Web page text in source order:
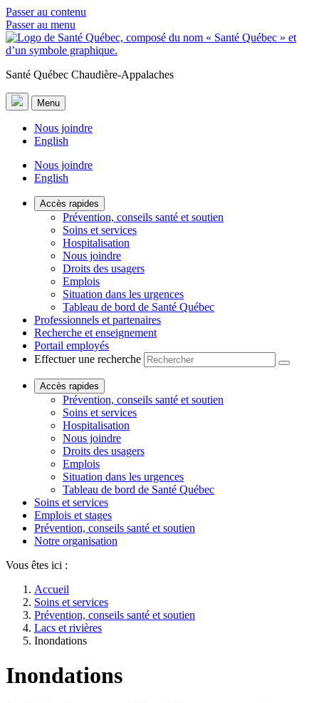
Passer au contenu
Passer au menu
Santé Québec Chaudière-Appalaches
Menu
Nous joindre
English
Nous joindre
English
Accès rapides
Prévention, conseils santé et soutien
Soins et services
Hospitalisation
Nous joindre
Droits des usagers
Emplois
Situation dans les urgences
Tableau de bord de Santé Québec
Professionnels et partenaires
Recherche et enseignement
Portail employés
Effectuer une recherche
Accès rapides
Prévention, conseils santé et soutien
Soins et services
Hospitalisation
Nous joindre
Droits des usagers
Emplois
Situation dans les urgences
Tableau de bord de Santé Québec
Soins et services
Emplois et stages
Prévention, conseils santé et soutien
Notre organisation
Vous êtes ici :
Accueil
Soins et services
Prévention, conseils santé et soutien
Lacs et rivières
Inondations
Inondations